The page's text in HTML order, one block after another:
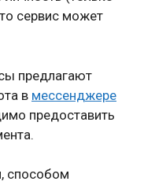
сервис может
предлагают
в мессенджере
предоставить
способом